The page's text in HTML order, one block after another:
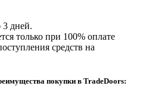
3 дней.
только при 100% оплате
средств на
покупки в TradeDoors: